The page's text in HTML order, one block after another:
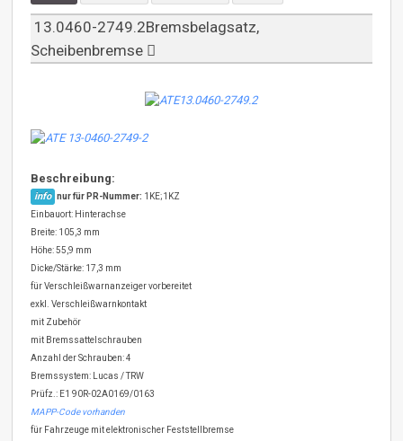
13.0460-2749.2Bremsbelagsatz,
Scheibenbremse
Beschreibung:
info nur für PR-Nummer: 1KE;1KZ
Einbauort: Hinterachse
Breite: 105,3 mm
Höhe: 55,9 mm
Dicke/Stärke: 17,3 mm
für Verschleißwarnanzeiger vorbereitet
exkl. Verschleißwarnkontakt
mit Zubehör
mit Bremssattelschrauben
Anzahl der Schrauben: 4
Bremssystem: Lucas / TRW
Prüfz.: E1 90R-02A0169/0163
MAPP-Code vorhanden
für Fahrzeuge mit elektronischer Feststellbremse